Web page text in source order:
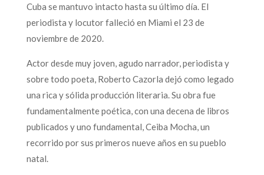
Cuba se mantuvo intacto hasta su último día. El
periodista y locutor falleció en Miami el 23 de
noviembre de 2020.
Actor desde muy joven, agudo narrador, periodista y
sobre todo poeta, Roberto Cazorla dejó como legado
una rica y sólida producción literaria. Su obra fue
fundamentalmente poética, con una decena de libros
publicados y uno fundamental, Ceiba Mocha, un
recorrido por sus primeros nueve años en su pueblo
natal.